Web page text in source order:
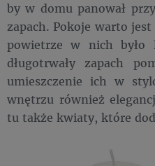
by w domu panował
zapach. Pokoje warto
powietrze w nich było
długotrwały zapach
umieszczenie ich w
wnętrzu również
tu także kwiaty, które